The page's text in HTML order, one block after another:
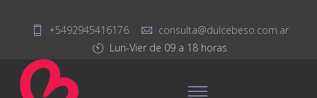
+5492945416176
consulta@dulcebeso.com.ar
Lun-Vier de 09 a 18 horas